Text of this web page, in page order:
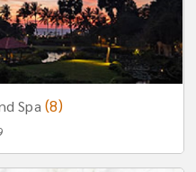
Spa (8)